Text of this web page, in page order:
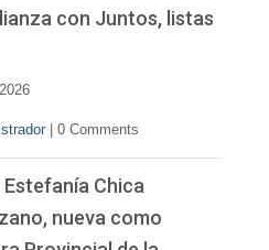
con Juntos, listas
0 Comments
Chica
nueva como